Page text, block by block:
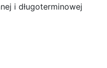
i długoterminowej